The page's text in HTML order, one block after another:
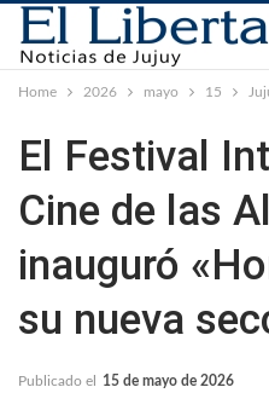
Home 2026 mayo 15
El Festival
Cine de las
inauguró
su nueva
Publicado el 15 de mayo de 2026